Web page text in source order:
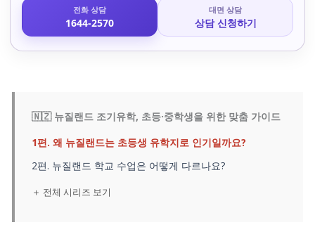
전화 상담
1644-2570
대면 상담
상담 신청하기
🇳🇿 뉴질랜드 조기유학, 초등·중학생을 위한 맞춤 가이드
1편. 왜 뉴질랜드는 초등생 유학지로 인기일까요?
2편. 뉴질랜드 학교 수업은 어떻게 다르나요?
＋ 전체 시리즈 보기